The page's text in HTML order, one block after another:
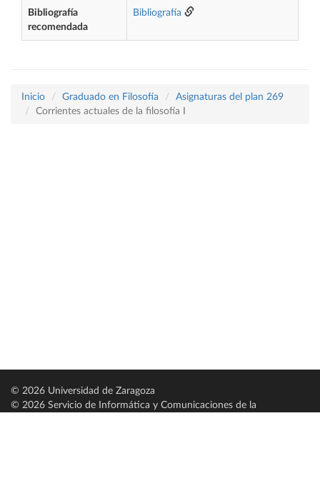
Bibliografía
recomendada
Bibliografía
Inicio Graduado en Filosofía
Asignaturas del plan 269
Corrientes actuales de la filosofía I
© 2026 Universidad de Zaragoza
© 2026 Servicio de Informática y Comunicaciones de la